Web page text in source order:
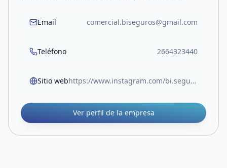
Email comercial.biseguros@gmail.com
Teléfono 2664323440
Sitio web https://www.instagram.com/bi.seguros/
Ver perfil de la empresa